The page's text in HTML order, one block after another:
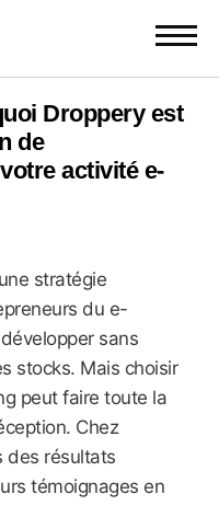
Droppery est
de
activité e-
stratégie
du e-
sans
stocks. Mais choisir
peut faire toute la
Chez
des résultats
témoignages en